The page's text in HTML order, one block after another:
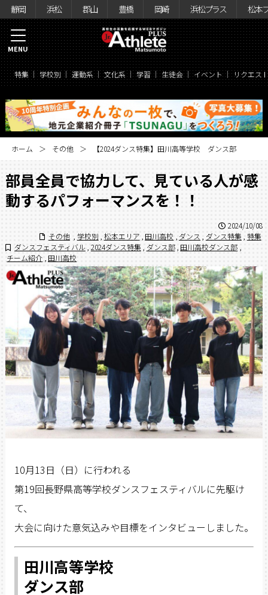
静岡 浜松 郡山 豊橋 岡崎 浜松プラス 松本
特集 学校別 運動系 文化系 学習 生徒会 イベント リクエス
MENU
ホーム その他 【2024ダンス特集】田川高等学校 ダンス部
部員全員で協力して、見ている人が感
動するパフォーマンスを！！
2024/10/08
その他
学校別 松本エリア 田川高校 ダンス ダンス特集 特集
ダンスフェスティバル 2024ダンス特集 , ダンス部 , 田川高校ダンス部 ,
チーム紹介 田川高校
10月13日（日）に行われる
第19回長野県高等学校ダンスフェスティバルに先駆け
て、
大会に向けた意気込みや目標をインタビューしました。
田川高等学校
ダンス部